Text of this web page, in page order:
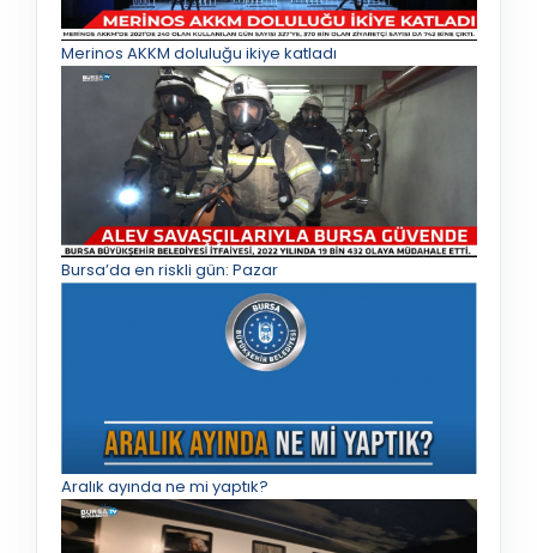
Merinos AKKM doluluğu ikiye katladı
Bursa’da en riskli gün: Pazar
Aralık ayında ne mi yaptık?